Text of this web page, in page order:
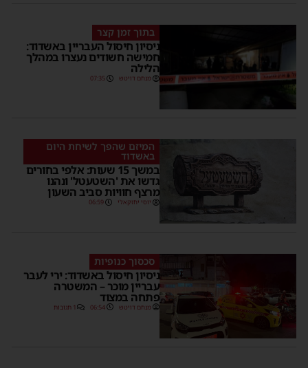
בתוך זמן קצר
ניסיון חיסול העבריין באשדוד:
חמישה חשודים נעצרו במהלך
הלילה
מנחם דויטש 07:35
המיזם שהפך לשיחת היום
באשדוד
במשך 15 שעות: אלפי בחורים
גדשו את 'השטעטל' ונהנו
מרצף חוויות סביב השעון
יוסי יחזקאלי 06:59
סכסוך כנופיות
ניסיון חיסול באשדוד: ירי לעבר
עבריין מוכר – המשטרה
פתחה במצוד
מנחם דויטש 06:54 1 תגובות